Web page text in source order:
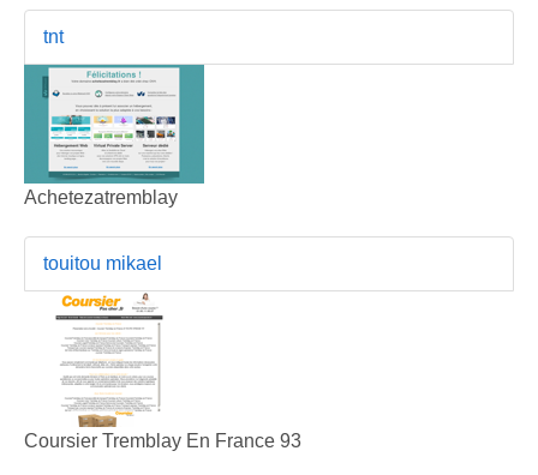
tnt
Achetezatremblay
touitou mikael
Coursier Tremblay En France 93